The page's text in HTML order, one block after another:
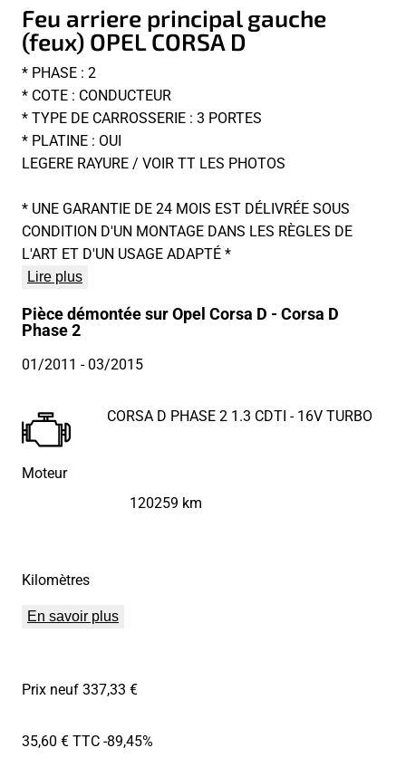
Feu arriere principal gauche
(feux) OPEL CORSA D
* PHASE : 2
* COTE : CONDUCTEUR
* TYPE DE CARROSSERIE : 3 PORTES
* PLATINE : OUI
LEGERE RAYURE / VOIR TT LES PHOTOS
* UNE GARANTIE DE 24 MOIS EST DÉLIVRÉE SOUS
CONDITION D'UN MONTAGE DANS LES RÈGLES DE
L'ART ET D'UN USAGE ADAPTÉ *
Lire plus
Pièce démontée sur Opel Corsa D - Corsa D
Phase 2
01/2011 - 03/2015
Moteur
CORSA D PHASE 2 1.3 CDTI - 16V TURBO
Kilomètres
120259 km
En savoir plus
Prix neuf 337,33 €
35,60 € TTC-89,45%